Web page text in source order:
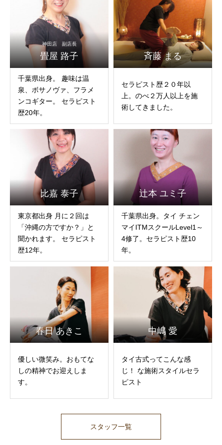
神田店 副店長
畳屋 路子
千葉県出身。 趣味は温
泉、ボサノヴァ、フラメ
ンコギター。 セラピスト
歴20年。
斉藤 まる
セラピスト歴２０年以
上。のべ２万人以上を施
術してきました。
比嘉 泰子
東京都出身 月に２回は
「沖縄の方ですか？」と
聞かれます。 セラピスト
歴12年。
辻本 ユミ子
千葉県出身。タイ チェン
マイITMスクールLevel1～
4修了。セラピスト歴10
年。
春日 あきこ
優しい微笑み。おもてな
しの精神でお迎えしま
す。
中嶋 愛
タイ古式ってこんな感
じ！ な施術スタイルセラ
ピスト
スタッフ一覧